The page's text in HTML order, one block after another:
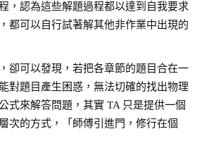
，認為這些解題過程都以達到自我要求
都可以自行試著解其他非作業中出現的
卻可以發現，若把各章節的題目合在一
對題目產生困惑，無法切確的找出物理
式來解答問題，其實 TA 只是提供一個
次的方式，「師傅引進門，修行在個